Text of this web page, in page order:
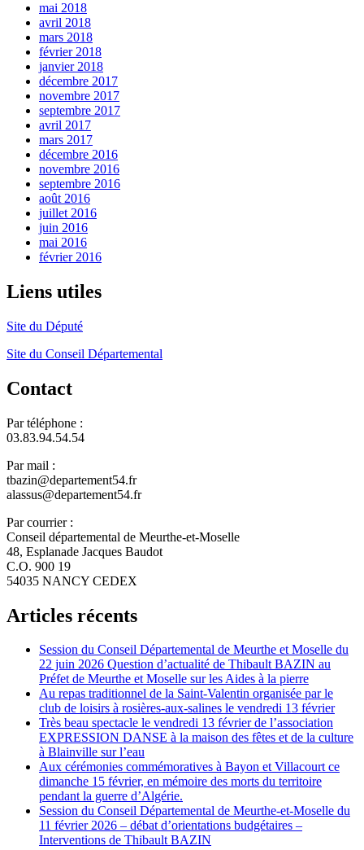
mai 2018
avril 2018
mars 2018
février 2018
janvier 2018
décembre 2017
novembre 2017
septembre 2017
avril 2017
mars 2017
décembre 2016
novembre 2016
septembre 2016
août 2016
juillet 2016
juin 2016
mai 2016
février 2016
Liens utiles
Site du Député
Site du Conseil Départemental
Contact
Par téléphone :
03.83.94.54.54
Par mail :
tbazin@departement54.fr
alassus@departement54.fr
Par courrier :
Conseil départemental de Meurthe-et-Moselle
48, Esplanade Jacques Baudot
C.O. 900 19
54035 NANCY CEDEX
Articles récents
Session du Conseil Départemental de Meurthe et Moselle du
22 juin 2026 Question d’actualité de Thibault BAZIN au
Préfet de Meurthe et Moselle sur les Aides à la pierre
Au repas traditionnel de la Saint-Valentin organisée par le
club de loisirs à rosières-aux-salines le vendredi 13 février
Très beau spectacle le vendredi 13 février de l’association
EXPRESSION DANSE à la maison des fêtes et de la culture
à Blainville sur l’eau
Aux cérémonies commémoratives à Bayon et Villacourt ce
dimanche 15 février, en mémoire des morts du territoire
pendant la guerre d’Algérie.
Session du Conseil Départemental de Meurthe-et-Moselle du
11 février 2026 – débat d’orientations budgétaires –
Interventions de Thibault BAZIN